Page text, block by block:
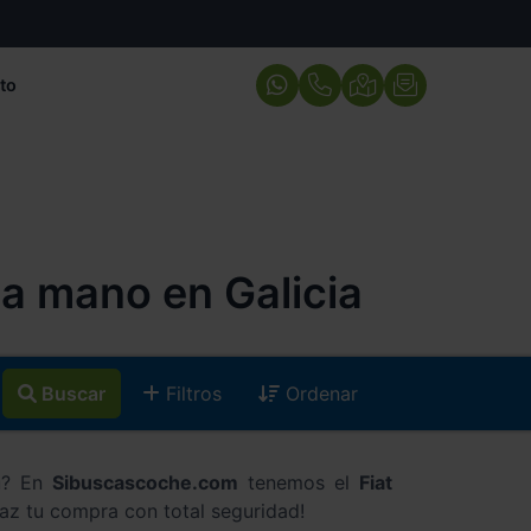
mano en Galicia
Buscar Filtros Ordenar
En Sibuscascoche.com tenemos el Fiat
tu compra con total seguridad!